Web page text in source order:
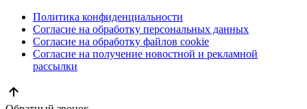
Политика конфиденциальности
Согласие на обработку персональных данных
Согласие на обработку файлов cookie
Согласие на получение новостной и рекламной
рассылки